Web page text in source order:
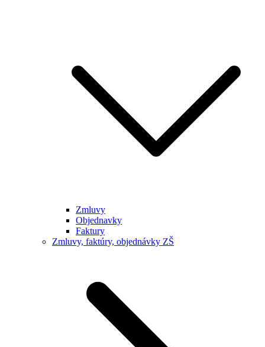
Zmluvy
Objednavky
Faktury
Zmluvy, faktúry, objednávky ZŠ